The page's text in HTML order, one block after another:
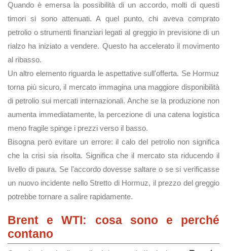
Quando è emersa la possibilità di un accordo, molti di questi
timori si sono attenuati. A quel punto, chi aveva comprato
petrolio o strumenti finanziari legati al greggio in previsione di un
rialzo ha iniziato a vendere. Questo ha accelerato il movimento
al ribasso.
Un altro elemento riguarda le aspettative sull'offerta. Se Hormuz
torna più sicuro, il mercato immagina una maggiore disponibilità
di petrolio sui mercati internazionali. Anche se la produzione non
aumenta immediatamente, la percezione di una catena logistica
meno fragile spinge i prezzi verso il basso.
Bisogna però evitare un errore: il calo del petrolio non significa
che la crisi sia risolta. Significa che il mercato sta riducendo il
livello di paura. Se l'accordo dovesse saltare o se si verificasse
un nuovo incidente nello Stretto di Hormuz, il prezzo del greggio
potrebbe tornare a salire rapidamente.
Brent e WTI: cosa sono e perché
contano